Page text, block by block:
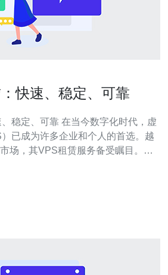
快速、稳定、可靠
当今数字化时代，虚
已成为许多企业和个人的首选。越
场，其VPS租赁服务备受瞩目。在
出色的